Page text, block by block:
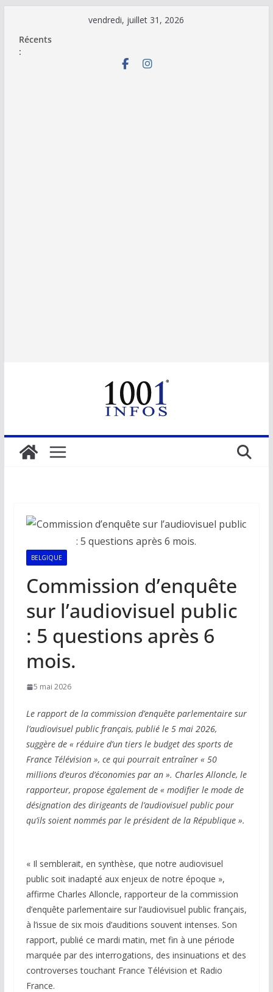
contenu
vendredi, juillet 31, 2026
Récents
:
BELGIQUE
Commission d’enquête
sur l’audiovisuel public
: 5 questions après 6
mois.
5 mai 2026
Le rapport de la commission d’enquête parlementaire sur
l’audiovisuel public français, publié le 5 mai 2026,
suggère de « réduire d’un tiers le budget des sports de
France Télévision », ce qui pourrait entraîner « 50
millions d’euros d’économies par an ». Charles Alloncle, le
rapporteur, propose également de « modifier le mode de
désignation des dirigeants de l’audiovisuel public pour
qu’ils soient nommés par le président de la République ».
« Il semblerait, en synthèse, que notre audiovisuel
public soit inadapté aux enjeux de notre époque »,
affirme Charles Alloncle, rapporteur de la commission
d’enquête parlementaire sur l’audiovisuel public français,
à l’issue de six mois d’auditions souvent intenses. Son
rapport, publié ce mardi matin, met fin à une période
marquée par des interrogations, des insinuations et des
controverses touchant France Télévision et Radio
France.